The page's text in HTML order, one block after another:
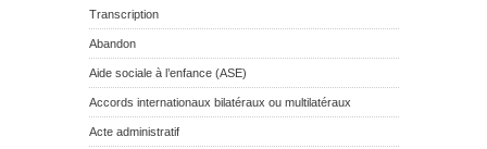
Transcription
Abandon
Aide sociale à l’enfance (ASE)
Accords internationaux bilatéraux ou multilatéraux
Acte administratif